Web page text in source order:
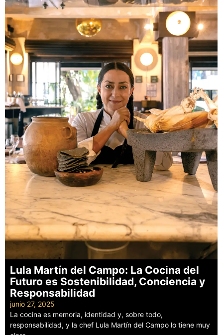
Lula Martín del Campo: La Cocina del
Futuro es Sostenibilidad, Conciencia y
Responsabilidad
junio 27, 2025
La cocina es memoria, identidad y, sobre todo,
responsabilidad, y la chef Lula Martín del Campo lo tiene muy